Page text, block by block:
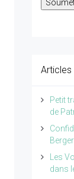
Articles
Petit
de
Berger
Les
dans